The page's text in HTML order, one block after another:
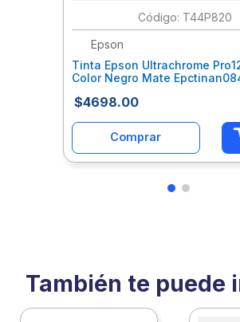
: T44P820
Epson
Tinta Epson Ultrachrome
Color Negro Mate
$4698.00
Comprar
También te puede